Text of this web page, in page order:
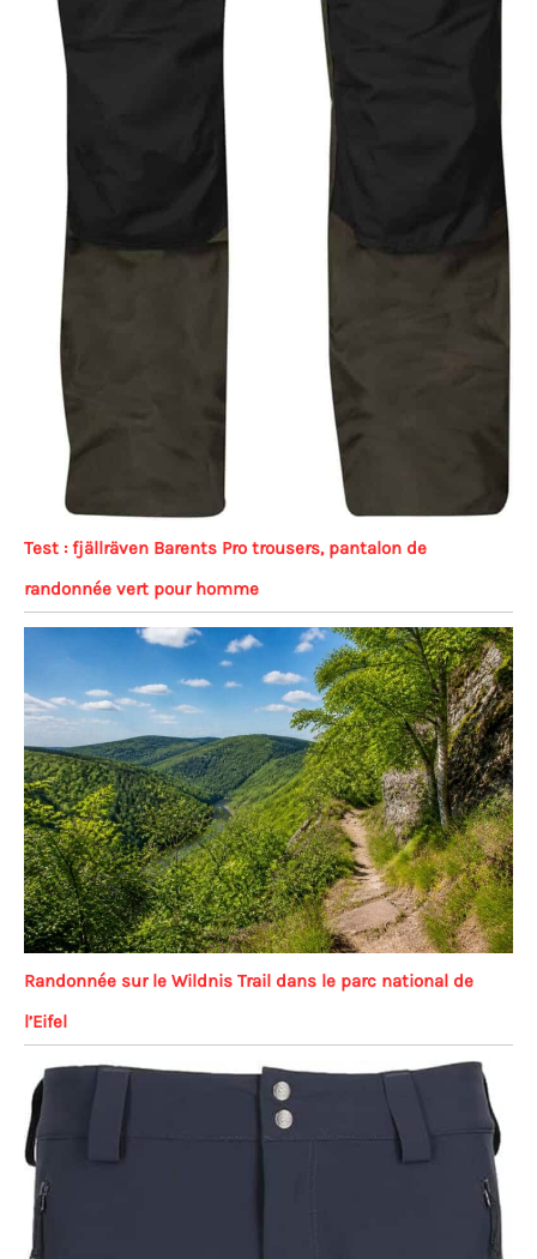
Test : fjällräven Barents Pro trousers, pantalon de
randonnée vert pour homme
Randonnée sur le Wildnis Trail dans le parc national de
l’Eifel